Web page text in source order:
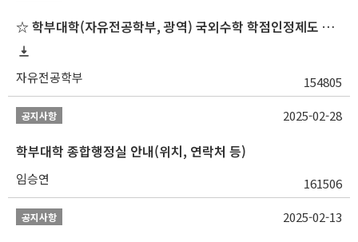
☆ 학부대학(자유전공학부, 광역) 국외수학 학점인정제도 변경 안내(2025-2학기 파견학생부터)
자유전공학부 154805
공지사항
학부대학 종합행정실 안내(위치, 연락처 등)
임승연 161506
2025-02-28
공지사항 2025-02-13